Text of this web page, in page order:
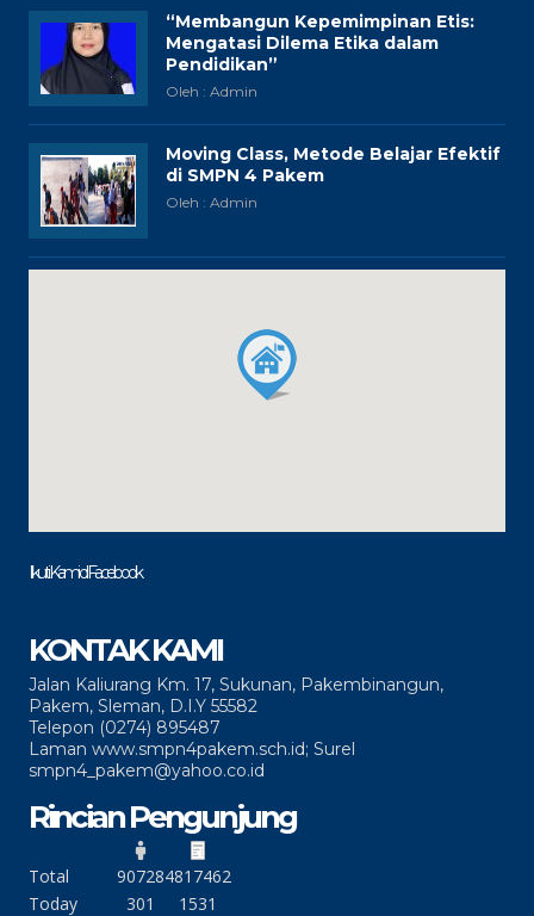
“Membangun Kepemimpinan Etis:
Mengatasi Dilema Etika dalam
Pendidikan”
Oleh : Admin
Moving Class, Metode Belajar Efektif
di SMPN 4 Pakem
Oleh : Admin
Ikuti Kami di Facebook
KONTAK KAMI
Jalan Kaliurang Km. 17, Sukunan, Pakembinangun,
Pakem, Sleman, D.I.Y 55582
Telepon (0274) 895487
Laman www.smpn4pakem.sch.id; Surel
smpn4_pakem@yahoo.co.id
Rincian Pengunjung
Total 907284817462
Today
301
1531